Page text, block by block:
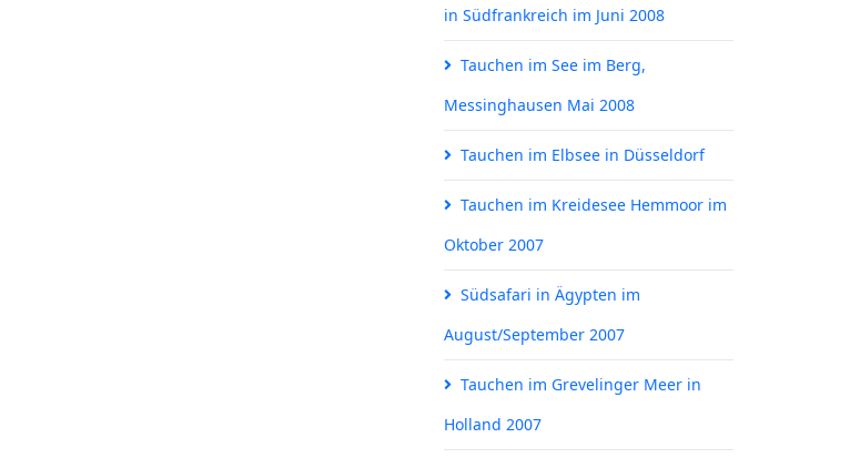
in Südfrankreich im Juni 2008
Tauchen im See im Berg,
Messinghausen Mai 2008
Tauchen im Elbsee in Düsseldorf
Tauchen im Kreidesee Hemmoor im
Oktober 2007
Südsafari in Ägypten im
August/September 2007
Tauchen im Grevelinger Meer in
Holland 2007